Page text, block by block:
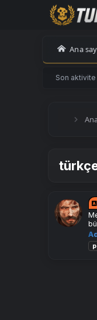
Ana
Son aktivite